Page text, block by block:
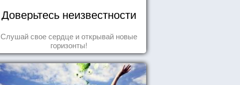
Доверьтесь неизвестности
Слушай свое сердце и открывай новые
горизонты!